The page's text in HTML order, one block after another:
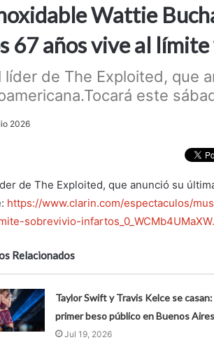
Wattie
67 años vive al
líder de The Exploited, que
este
2026
de The Exploited, que anunció su
https://www.clarin.com/espectaculos/
sobrevivio-
Relacionados
Taylor Swift y Travis Kelce se
primer beso público en Buenos Aires
Jul 19, 2026